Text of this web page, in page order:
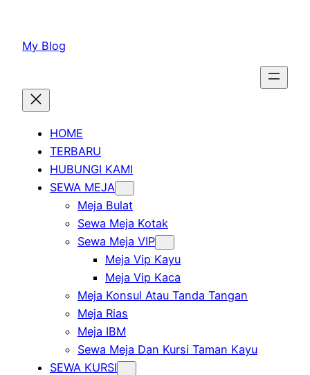
konten
My Blog
HOME
TERBARU
HUBUNGI KAMI
SEWA MEJA
Meja Bulat
Sewa Meja Kotak
Sewa Meja VIP
Meja Vip Kayu
Meja Vip Kaca
Meja Konsul Atau Tanda Tangan
Meja Rias
Meja IBM
Sewa Meja Dan Kursi Taman Kayu
SEWA KURSI